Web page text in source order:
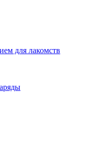
для лакомств